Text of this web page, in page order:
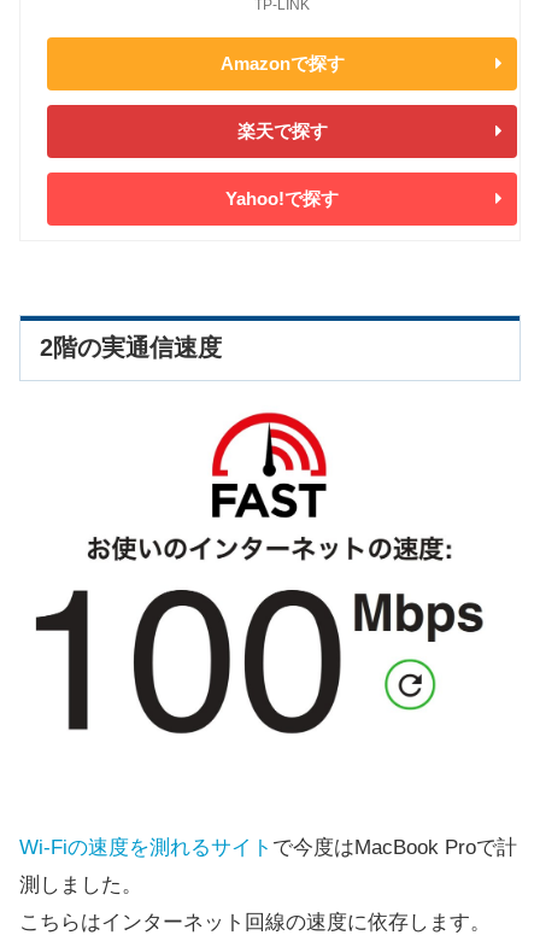
TP-LINK
Amazonで探す
楽天で探す
Yahoo!で探す
2階の実通信速度
Wi-Fiの速度を測れるサイト で今度はMacBook Proで計
測しました。
こちらはインターネット回線の速度に依存します。